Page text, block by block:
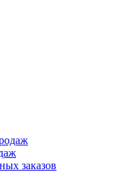
заказов